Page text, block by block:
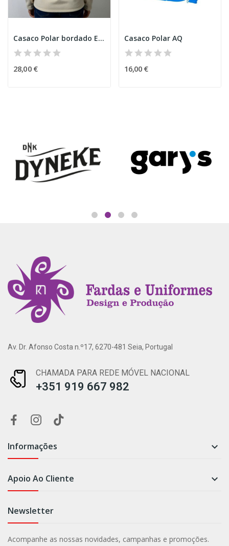
Casaco Polar bordado Enfermeira N
28,00 €
Casaco Polar AQ
16,00 €
Av. Dr. Afonso Costa n.º17, 6270-481 Seia, Portugal
CHAMADA PARA REDE MÓVEL NACIONAL
+351 919 667 982
Informações 
Apoio Ao Cliente 
Newsletter
Acompanhe as nossas novidades, campanhas e promoções.